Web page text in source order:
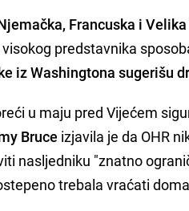
Francuska i
visokog predstavnika
iz Washingtona sugerišu
u maju pred Vijećem
Bruce izjavila je da OHR
nasljedniku "znatno
trebala vraćati